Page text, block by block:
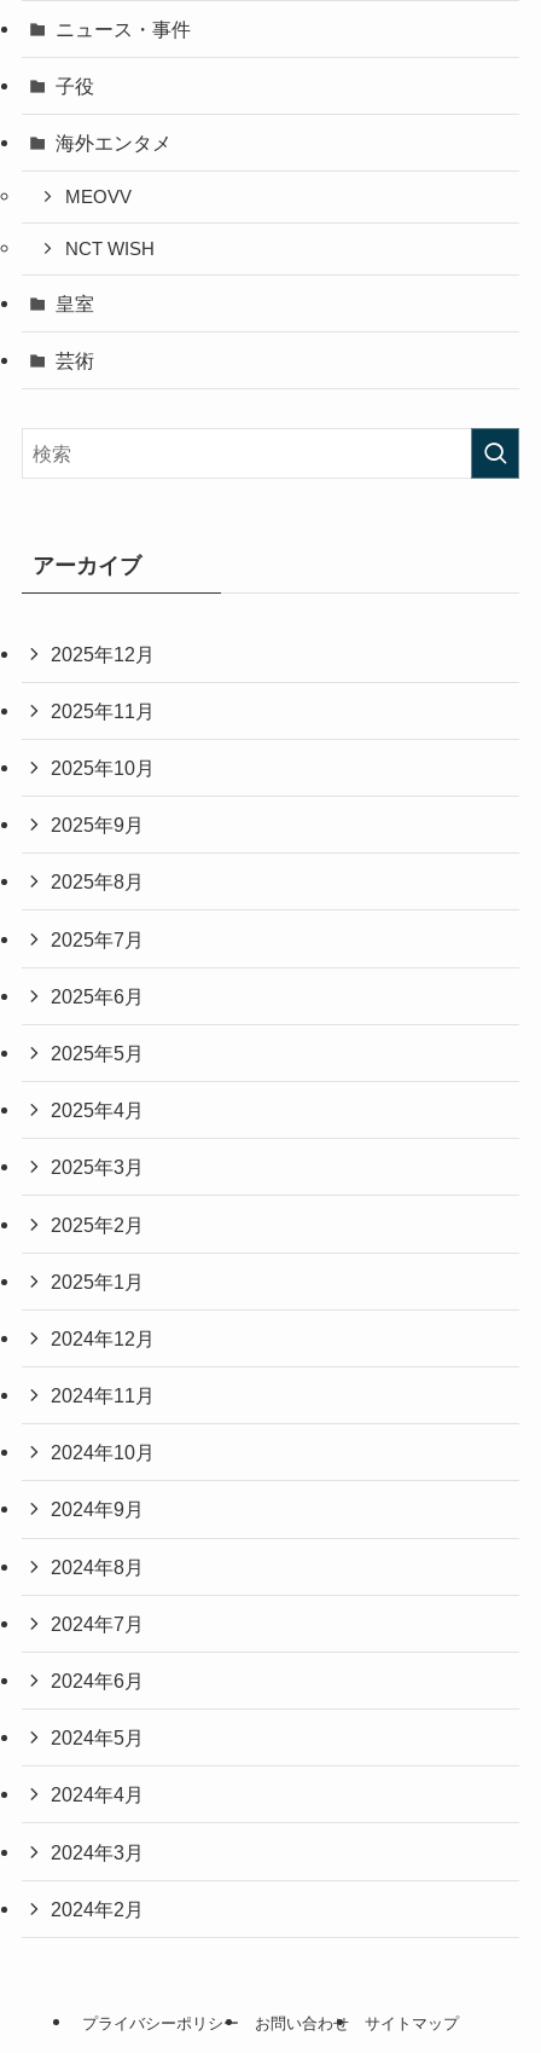
ニュース・事件
子役
海外エンタメ
MEOVV
NCT WISH
皇室
芸術
アーカイブ
2025年12月
2025年11月
2025年10月
2025年9月
2025年8月
2025年7月
2025年6月
2025年5月
2025年4月
2025年3月
2025年2月
2025年1月
2024年12月
2024年11月
2024年10月
2024年9月
2024年8月
2024年7月
2024年6月
2024年5月
2024年4月
2024年3月
2024年2月
プライバシーポリシー お問い合わせ サイトマップ